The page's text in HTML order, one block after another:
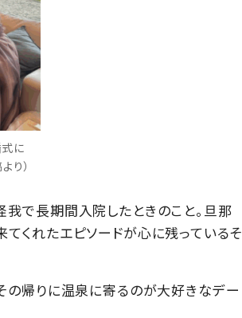
に
り）
で長期間入院したときのこと。旦那
くれたエピソードが心に残っているそ
の帰りに温泉に寄るのが大好きなデー